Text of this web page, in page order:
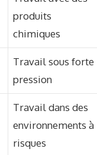
produits
chimiques
Travail sous forte
pression
Travail dans des
environnements à
risques